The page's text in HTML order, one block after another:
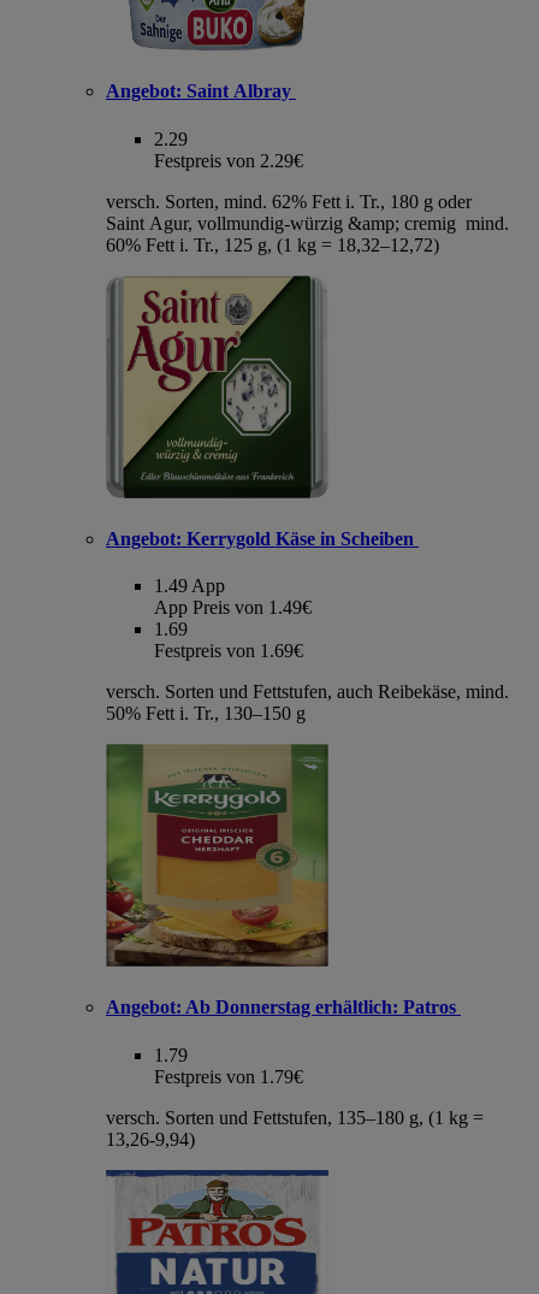
Angebot: Saint Albray
2.29
Festpreis von 2.29€
versch. Sorten, mind. 62% Fett i. Tr., 180 g oder
Saint Agur, vollmundig-würzig &amp; cremig mind.
60% Fett i. Tr., 125 g, (1 kg = 18,32–12,72)
Angebot: Kerrygold Käse in Scheiben
1.49 App
App Preis von 1.49€
1.69
Festpreis von 1.69€
versch. Sorten und Fettstufen, auch Reibekäse, mind.
50% Fett i. Tr., 130–150 g
Angebot: Ab Donnerstag erhältlich: Patros
1.79
Festpreis von 1.79€
versch. Sorten und Fettstufen, 135–180 g, (1 kg =
13,26-9,94)